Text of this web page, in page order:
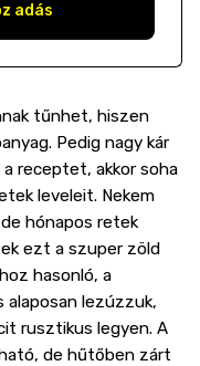
adás
tűnhet, hiszen
Pedig nagy kár
receptet, akkor soha
leveleit. Nekem
hónapos retek
ezt a szuper zöld
hasonló, a
alaposan lezúzzuk,
rusztikus legyen. A
de hűtőben zárt